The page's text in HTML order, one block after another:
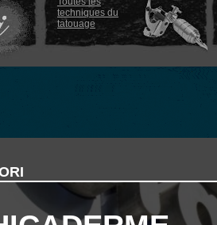
techniques du
tatouage